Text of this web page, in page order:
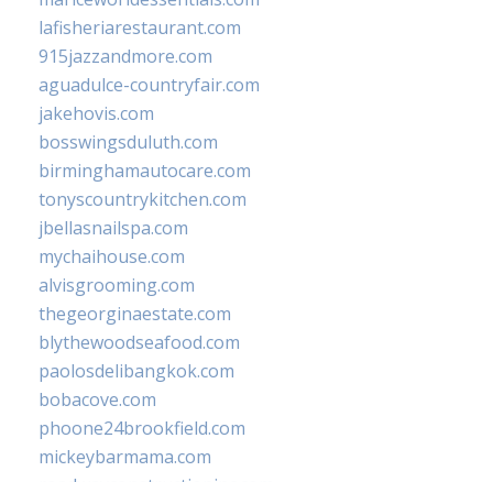
lafisheriarestaurant.com
915jazzandmore.com
aguadulce-countryfair.com
jakehovis.com
bosswingsduluth.com
birminghamautocare.com
tonyscountrykitchen.com
jbellasnailspa.com
mychaihouse.com
alvisgrooming.com
thegeorginaestate.com
blythewoodseafood.com
paolosdelibangkok.com
bobacove.com
phoone24brookfield.com
mickeybarmama.com